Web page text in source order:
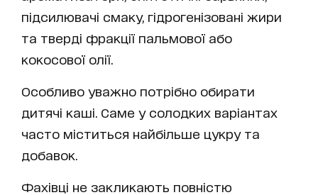
підсилювачі смаку, гідрогенізовані жири
та тверді фракції пальмової або
кокосової олії.
Особливо уважно потрібно обирати
дитячі каші. Саме у солодких варіантах
часто міститься найбільше цукру та
добавок.
Фахівці не закликають повністю